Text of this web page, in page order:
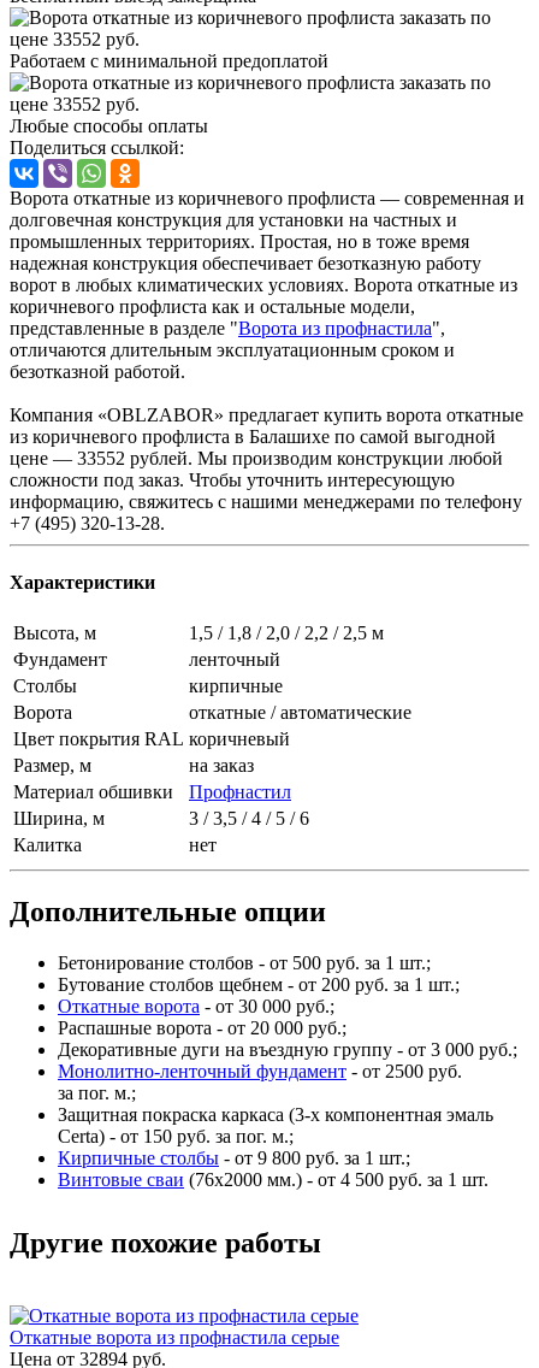
Работаем с минимальной предоплатой
Любые способы оплаты
Поделиться ссылкой:
Ворота откатные из коричневого профлиста — современная и
долговечная конструкция для установки на частных и
промышленных территориях. Простая, но в тоже время
надежная конструкция обеспечивает безотказную работу
ворот в любых климатических условиях. Ворота откатные из
коричневого профлиста как и остальные модели,
представленные в разделе "Ворота из профнастила",
отличаются длительным эксплуатационным сроком и
безотказной работой.
Компания «OBLZABOR» предлагает купить ворота откатные
из коричневого профлиста в Балашихе по самой выгодной
цене — 33552 рублей. Мы производим конструкции любой
сложности под заказ. Чтобы уточнить интересующую
информацию, свяжитесь с нашими менеджерами по телефону
+7 (495) 320-13-28.
Характеристики
Высота, м
1,5 / 1,8 / 2,0 / 2,2 / 2,5 м
Фундамент
ленточный
Столбы
кирпичные
Ворота
откатные / автоматические
Цвет покрытия RAL коричневый
Размер, м
на заказ
Материал обшивки
Профнастил
Ширина, м
3 / 3,5 / 4 / 5 / 6
Калитка
нет
Дополнительные опции
Бетонирование столбов - от 500 руб. за 1 шт.;
Бутование столбов щебнем - от 200 руб. за 1 шт.;
Откатные ворота - от 30 000 руб.;
Распашные ворота - от 20 000 руб.;
Декоративные дуги на въездную группу - от 3 000 руб.;
Монолитно-ленточный фундамент - от 2500 руб.
за пог. м.;
Защитная покраска каркаса (3-х компонентная эмаль
Certa) - от 150 руб. за пог. м.;
Кирпичные столбы - от 9 800 руб. за 1 шт.;
Винтовые сваи (76x2000 мм.) - от 4 500 руб. за 1 шт.
Другие похожие работы
Откатные ворота из профнастила серые
Цена от 32894 руб.